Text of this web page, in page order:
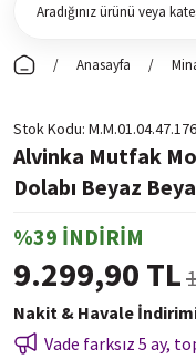
Anasayfa
Stok Kodu
Alvinka Mutfak
Dolabı Beyaz
%39 İNDİRİM
9.299,90 TL
Nakit & Havale
Vade farksız 5 ay,